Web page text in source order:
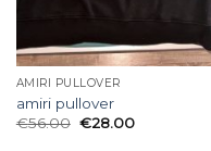
AMIRI PULLOVER
amiri pullover
€56.00 €28.00